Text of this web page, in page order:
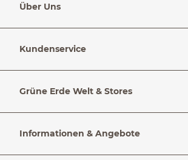
Über Uns
Kundenservice
Grüne Erde Welt & Stores
Informationen & Angebote